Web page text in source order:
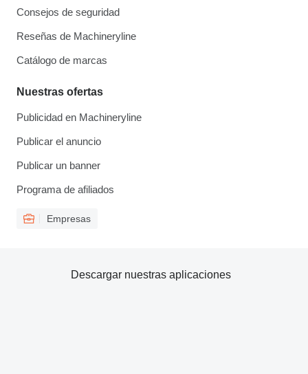
Consejos de seguridad
Reseñas de Machineryline
Catálogo de marcas
Nuestras ofertas
Publicidad en Machineryline
Publicar el anuncio
Publicar un banner
Programa de afiliados
Empresas
Descargar nuestras aplicaciones